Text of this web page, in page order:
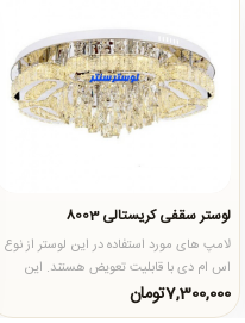
لوستر سقفی کریستالی 8003
لامپ های مورد استفاده در این لوستر از نوع
اس ام دی با قابلیت تعویض هستند. این
لامپ ها دارای سه حالت ..
7,300,000تومان